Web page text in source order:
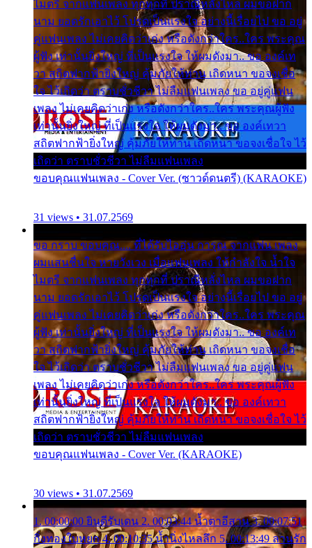
ไมตรี จากแฟนเพลง ทุกทุกที่ ปราณีหลั่งไหล ผมขอฝาก
นาม ยอดรักเอาไว้ โปรดเป็นแรงใจ อย่างนี้เรื่อยไป ขอ อยู่
คู่แฟนเพลง ไม่เคยคิดว่าเก่ง หรือดังกว่าใคร..ใคร พระคุณ
ผู้ฟัง เท่านั้นยิ่งใหญ่ ที่เป็นแรงใจ ให้ผมดังมา.. ขอ องค์เท
วา สถิตฟากฟ้ายิ่งใหญ่ คุ้มภัยให้ท่าน เถิดหนา ขอจงเชื่อ
ใจ ไว้เถิดว่า ตราบชั่วชีวา ไม่ลืมแฟนเพลง ขอ อยู่คู่แฟน
เพลง ไม่เคยคิดว่าเก่ง หรือดังกว่าใคร..ใคร พระคุณผู้ฟัง
เท่านั้นยิ่งใหญ่ ที่เป็นแรงใจ ให้ผมดังมา.. ขอ องค์เทวา
สถิตฟากฟ้ายิ่งใหญ่ คุ้มภัยให้ท่าน เถิดหนา ขอจงเชื่อใจ ไว้
เถิดว่า ตราบชั่วชีวา ไม่ลืมแฟนเพลง
ขอบคุณแฟนเพลง - Cover Ver. (ซาวด์ดนตรี) (KARAOKE)
31 views • 31.07.2569
ขอ กราบ ขอบคุณ.... ที่ได้รับไออุ่น การุณ จากแฟน เพลง
ผมแสนชื่นใจ หายวังเวง เมื่อแฟนเพลง ให้กำลังใจ น้ำใจ
ไมตรี จากแฟนเพลง ทุกทุกที่ ปราณีหลั่งไหล ผมขอฝาก
นาม ยอดรักเอาไว้ โปรดเป็นแรงใจ อย่างนี้เรื่อยไป ขอ อยู่
คู่แฟนเพลง ไม่เคยคิดว่าเก่ง หรือดังกว่าใคร..ใคร พระคุณ
ผู้ฟัง เท่านั้นยิ่งใหญ่ ที่เป็นแรงใจ ให้ผมดังมา.. ขอ องค์เท
วา สถิตฟากฟ้ายิ่งใหญ่ คุ้มภัยให้ท่าน เถิดหนา ขอจงเชื่อ
ใจ ไว้เถิดว่า ตราบชั่วชีวา ไม่ลืมแฟนเพลง ขอ อยู่คู่แฟน
เพลง ไม่เคยคิดว่าเก่ง หรือดังกว่าใคร..ใคร พระคุณผู้ฟัง
เท่านั้นยิ่งใหญ่ ที่เป็นแรงใจ ให้ผมดังมา.. ขอ องค์เทวา
สถิตฟากฟ้ายิ่งใหญ่ คุ้มภัยให้ท่าน เถิดหนา ขอจงเชื่อใจ ไว้
เถิดว่า ตราบชั่วชีวา ไม่ลืมแฟนเพลง
ขอบคุณแฟนเพลง - Cover Ver. (KARAOKE)
30 views • 31.07.2569
1. 00:00:00 ยินดีรับเดน 2. 00:03:44 น้ำตาอีสาน 3. 00:07:51
กิ่งทองใบหยก 4. 00:10:35 น้ำนิ่งไหลลึก 5. 00:13:49 ลานรัก